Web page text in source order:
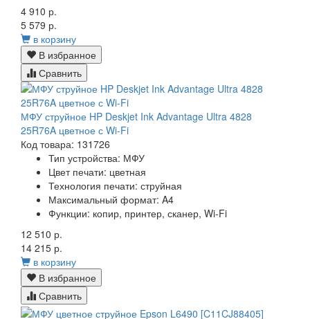
4 910 р.
5 579 р.
в корзину
В избранное
Сравнить
МФУ струйное HP Deskjet Ink Advantage Ultra 4828
25R76A цветное с Wi-Fi
Код товара: 131726
Тип устройства: МФУ
Цвет печати: цветная
Технология печати: струйная
Максимальный формат: A4
Функции: копир, принтер, сканер, Wi-Fi
12 510 р.
14 215 р.
в корзину
В избранное
Сравнить